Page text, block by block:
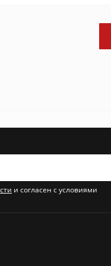
и согласен с условиями